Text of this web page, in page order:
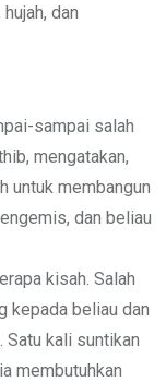
dan
sampai salah
mengatakan,
untuk membangun
dan beliau
kisah. Salah
kepada beliau dan
Satu kali suntikan
membutuhkan